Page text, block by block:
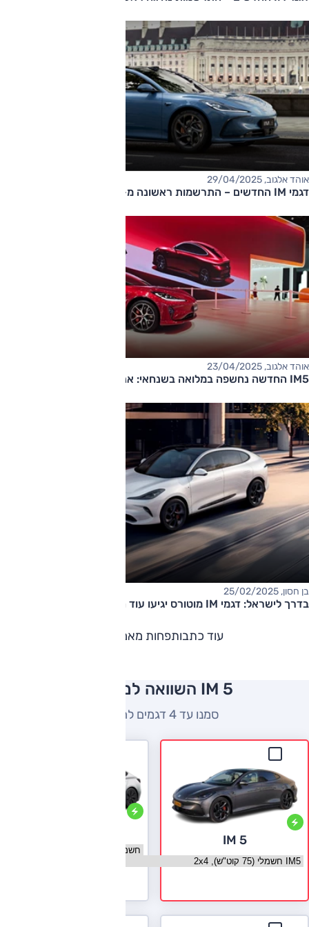
אוהד אלגוב, 29/04/2025
דגמי IM החדשים – התרשמות ראשונה מ-IM5 ו-IM6
אוהד אלגוב, 23/04/2025
IM5 החדשה נחשפה במלואה בשנחאי: אנחנו היינו שם
בן חסון, 25/02/2025
בדרך לישראל: דגמי IM מוטורס יגיעו עוד השנה
עוד כתבותפחות מאמרים
IM 5 השוואה למתחרים
סמנו עד 4 דגמים להשוואה
IM 5
בחר גרסה IM 5
בחר גרסה טסלה מודל 3